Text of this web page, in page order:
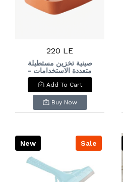
220 LE
صينية تخزين مستطيلة
متعددة الاستخدامات -
برتقالي محروق):
Versatile Rectangular
Storage Tray - Burnt
Orange
Add To Cart
Buy Now
Sale
New